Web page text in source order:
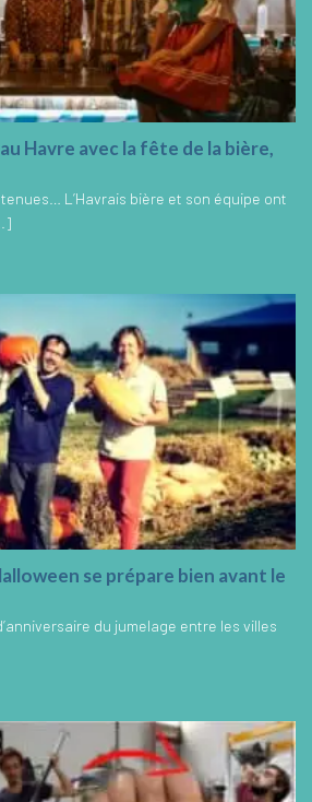
Havre avec la fête de la bière,
L’Havrais bière et son équipe ont
se prépare bien avant le
du jumelage entre les villes